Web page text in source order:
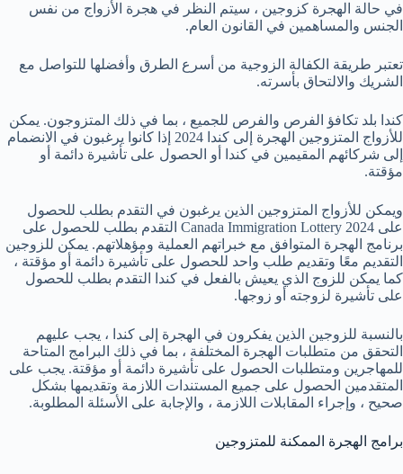
في حالة الهجرة كزوجين ، سيتم النظر في هجرة الأزواج من نفس
الجنس والمساهمين في القانون العام.
تعتبر طريقة الكفالة الزوجية من أسرع الطرق وأفضلها للتواصل مع
الشريك والالتحاق بأسرته.
كندا بلد تكافؤ الفرص والفرص للجميع ، بما في ذلك المتزوجون. يمكن
للأزواج المتزوجين الهجرة إلى كندا 2024 إذا كانوا يرغبون في الانضمام
إلى شركائهم المقيمين في كندا أو الحصول على تأشيرة دائمة أو
مؤقتة.
ويمكن للأزواج المتزوجين الذين يرغبون في التقدم بطلب للحصول
على Canada Immigration Lottery 2024 التقدم بطلب للحصول على
برنامج الهجرة المتوافق مع خبراتهم العملية ومؤهلاتهم. يمكن للزوجين
التقديم معًا وتقديم طلب واحد للحصول على تأشيرة دائمة أو مؤقتة ،
كما يمكن للزوج الذي يعيش بالفعل في كندا التقدم بطلب للحصول
على تأشيرة لزوجته أو زوجها.
بالنسبة للزوجين الذين يفكرون في الهجرة إلى كندا ، يجب عليهم
التحقق من متطلبات الهجرة المختلفة ، بما في ذلك البرامج المتاحة
للمهاجرين ومتطلبات الحصول على تأشيرة دائمة أو مؤقتة. يجب على
المتقدمين الحصول على جميع المستندات اللازمة وتقديمها بشكل
صحيح ، وإجراء المقابلات اللازمة ، والإجابة على الأسئلة المطلوبة.
برامج الهجرة الممكنة للمتزوجين